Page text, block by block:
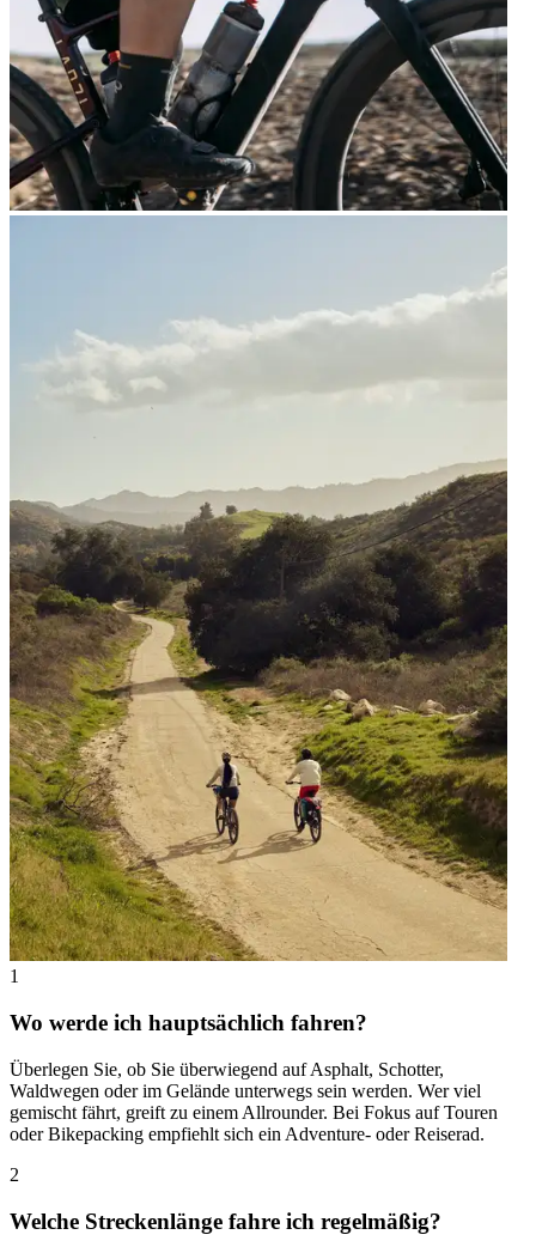
1
Wo werde ich hauptsächlich fahren?
Überlegen Sie, ob Sie überwiegend auf Asphalt, Schotter,
Waldwegen oder im Gelände unterwegs sein werden. Wer viel
gemischt fährt, greift zu einem Allrounder. Bei Fokus auf Touren
oder Bikepacking empfiehlt sich ein Adventure- oder Reiserad.
2
Welche Streckenlänge fahre ich regelmäßig?